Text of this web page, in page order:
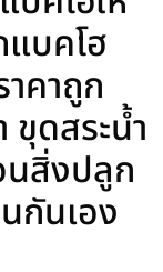
แบคโฮ
คาถูก
ดสระน้ำ
สิ่งปลูก
กันเอง